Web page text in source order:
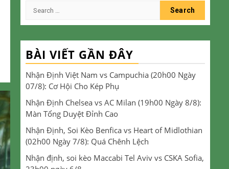
Search
BÀI VIẾT GẦN ĐÂY
Nhận Định Việt Nam vs Campuchia (20h00 Ngày
07/8): Cơ Hội Cho Kép Phụ
Nhận Định Chelsea vs AC Milan (19h00 Ngày 8/8):
Màn Tổng Duyệt Đỉnh Cao
Nhận Định, Soi Kèo Benfica vs Heart of Midlothian
(02h00 Ngày 7/8): Quá Chênh Lệch
Nhận định, soi kèo Maccabi Tel Aviv vs CSKA Sofia,